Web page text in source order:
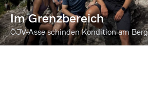
Im Grenzbereich
ÖJV-Asse schinden Kondition am Berg